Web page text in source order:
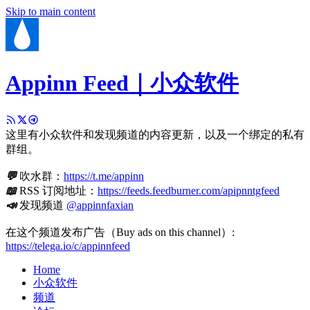
Skip to main content
Appinn Feed｜小众软件
这里有小众软件和发现频道的内容更新，以及一个绑定的私有
群组。
💬吹水群： https://t.me/appinn
📖RSS 订阅地址： https://feeds.feedburner.com/apipnntgfeed
📣发现频道 @appinnfaxian
在这个频道发布广告（Buy ads on this channel）:
https://telega.io/c/appinnfeed
Home
小众软件
频道